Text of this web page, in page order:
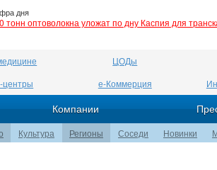
дня
тонн оптоволокна уложат по дну Каспия для
ЦОДы
центры е-Коммерция
Компании
Культура Регионы Соседи Новинки